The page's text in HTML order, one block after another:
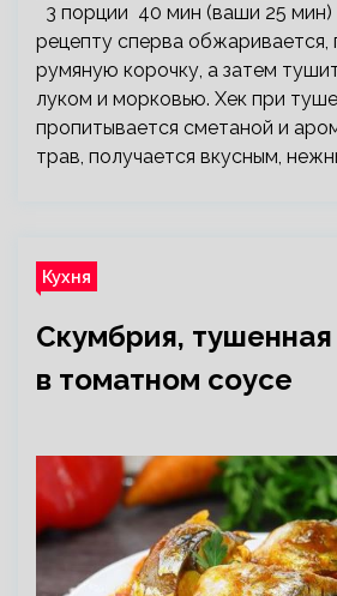
3 порции 40 мин (ваши 25
рецепту сперва обжаривается,
румяную корочку, а затем
луком и морковью. Хек при
пропитывается сметаной и
трав, получается вкусным,
Кухня
Скумбрия,
в томатном соусе